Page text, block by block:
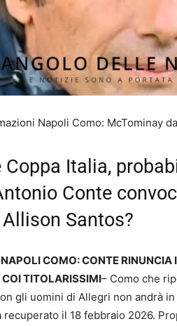
Napoli Como: McTominay
Coppa Italia,
Conte
Santos?
COMO: CONTE
TITOLARISSIMI– Como che
gli uomini di Allegri non andrà
recuperato il 18 febbraio 2026.